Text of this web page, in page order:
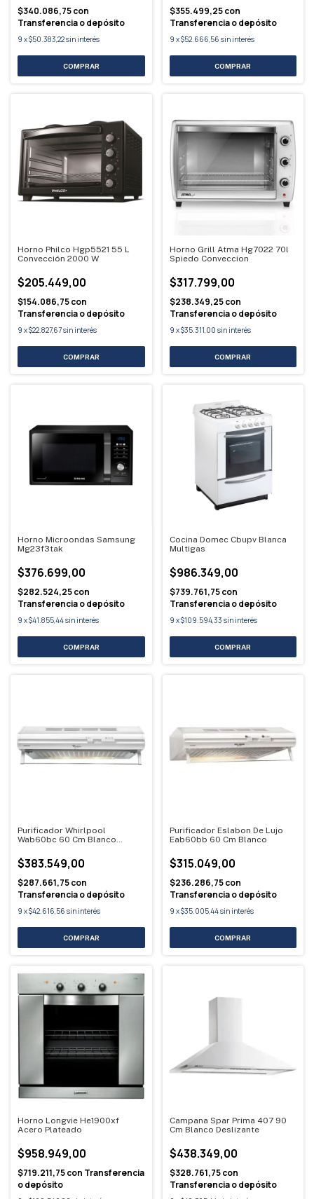
$340.086,75con
Transferencia o depósito
9 x$50.383,22sin interés
$355.499,25con
Transferencia o depósito
9 x$52.666,56 sin interés
Horno Philco Hgp5521 55 L
Convección 2000 W
$205.449,00
$154.086,75con
Transferencia o depósito
9 x$22.827,67sin interés
Horno Grill Atma Hg7022 70l
Spiedo Conveccion
$317.799,00
$238.349,25con
Transferencia o depósito
9 x$35.311,00 sin interés
Horno Microondas Samsung
Mg23f3tak
$376.699,00
$282.524,25con
Transferencia o depósito
9 x$41.855,44sin interés
Cocina Domec Cbupv Blanca
Multigas
$986.349,00
$739.761,75con
Transferencia o depósito
9 x$109.594,33 sin interés
Purificador Whirlpool
Wab60bc 60 Cm Blanco
$383.549,00
$287.661,75con
Transferencia o depósito
9 x$42.616,56 sin interés
Purificador Eslabon De Lujo
Eab60bb 60 Cm Blanco
$315.049,00
$236.286,75con
Transferencia o depósito
9 x$35.005,44sin interés
Horno Longvie He1900xf
Acero Plateado
$958.949,00
$719.211,75con Transferencia
o depósito
Campana Spar Prima 407 90
Cm Blanco Deslizante
$438.349,00
$328.761,75con
Transferencia o depósito